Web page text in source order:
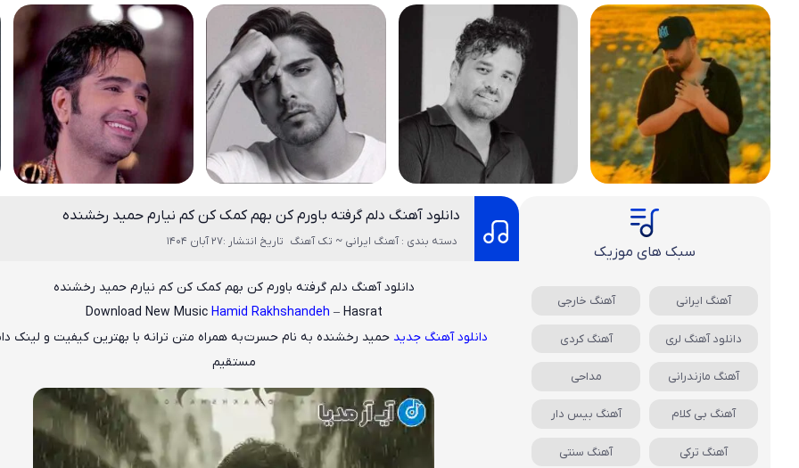
دانلود آهنگ دلم گرفته باورم کن بهم کمک کن کم نیارم حمید رخشنده
دسته بندی : آهنگ ایرانی ~ تک آهنگ تاریخ انتشار :27 آبان 1404
دانلود آهنگ دلم گرفته باورم کن بهم کمک کن کم نیارم حمید رخشنده
Download New MusicHamid Rakhshandeh – Hasrat
دانلود آهنگ جدید حمید رخشنده به نام حسرتبه همراه متن ترانه با بهترین کیفیت و لینک
مستقیم
سبک های موزیک
آهنگ ایرانی آهنگ خارجی
دانلود آهنگ لری آهنگ کردی
آهنگ مازندرانی مداحی
آهنگ بی کلام آهنگ بیس دار
آهنگ ترکی آهنگ سنتی